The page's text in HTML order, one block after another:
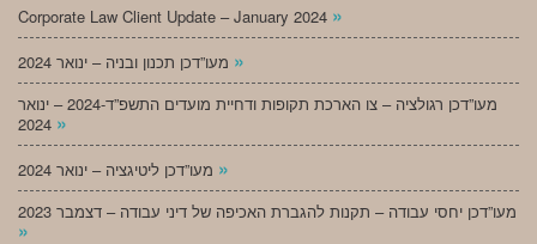
Corporate Law Client Update – January 2024 »
»
מעו”דכן רגולציה – צו הארכת תקופות ודחיית מועדים התשפ”ד-2024 – ינואר
»
»
מעו”דכן יחסי עבודה – תקנות להגברת האכיפה של דיני עבודה – דצמבר 2023
»